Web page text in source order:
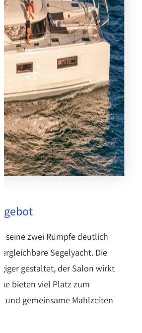
seine zwei Rümpfe deutlich
Segelyacht. Die
gestaltet, der Salon wirkt
bieten viel Platz zum
und gemeinsame Mahlzeiten